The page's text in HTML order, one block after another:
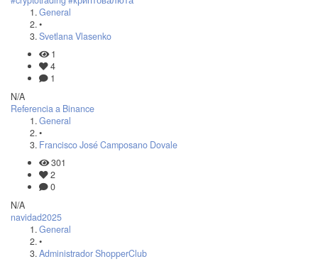
General
•
Svetlana Vlasenko
1
4
1
N/A
Referencia a Binance
General
•
Francisco José Camposano Dovale
301
2
0
N/A
navidad2025
General
•
Administrador ShopperClub